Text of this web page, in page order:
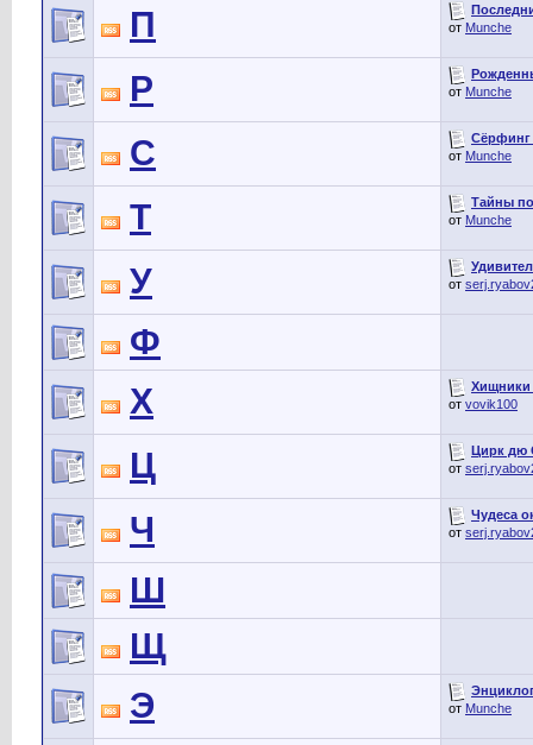
П
от Munche
Р
от Munche
С
Сёрфинг
от Munche
Т
Тайны
от Munche
У
от
Ф
Х
Хищники
от vovik100
Ц
Цирк дю
от
Ч
Чудеса
от
Ш
Щ
Э
от Munche